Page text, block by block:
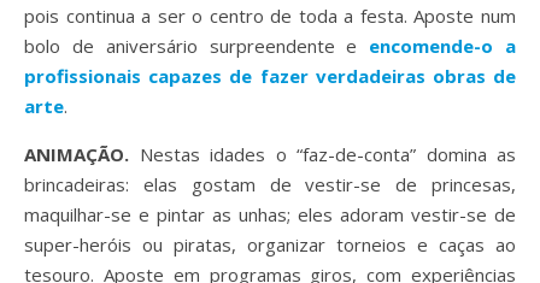
pois continua a ser o centro de toda a festa. Aposte num
bolo de aniversário surpreendente e encomende-o a
profissionais capazes de fazer verdadeiras obras de
arte.
ANIMAÇÃO. Nestas idades o “faz-de-conta” domina as
brincadeiras: elas gostam de vestir-se de princesas,
maquilhar-se e pintar as unhas; eles adoram vestir-se de
super-heróis ou piratas, organizar torneios e caças ao
tesouro. Aposte em programas giros, com experiências